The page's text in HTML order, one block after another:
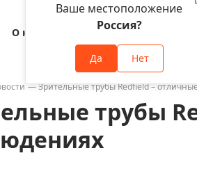
трубы
Ваше местоположение
Россия?
Да Нет
О компании Оплата и доставка
Зрительные трубы Redfield –
трубы